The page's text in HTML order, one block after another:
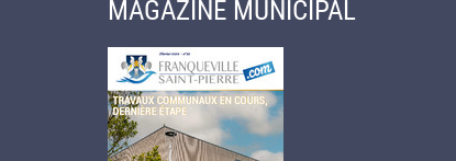
MAGAZINE MUNICIPAL